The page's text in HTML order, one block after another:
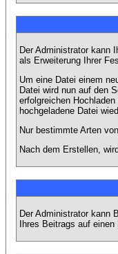
Der Administrator kann
als Erweiterung Ihrer
Um eine Datei einem
Datei wird nun auf den
erfolgreichen
hochgeladene Datei
Nur bestimmte Arten
Nach dem Erstellen,
Der Administrator kann
Ihres Beitrags auf